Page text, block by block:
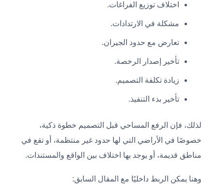
اختلاف توزيع الفراغات.
مشكلة في الارتدادات.
تعارض مع حدود الجيران.
تأخير إصدار الرخصة.
زيادة تكلفة التصميم.
تأخير بدء التنفيذ.
لذلك، فإن الرفع المساحي قبل التصميم خطوة ذكية،
خصوصًا في الأراضي التي لها حدود غير منتظمة، أو تقع في
مناطق قديمة، أو يوجد بها اختلاف بين الواقع والمستندات.
وهنا يمكن الربط داخليًا مع المقال السابق: